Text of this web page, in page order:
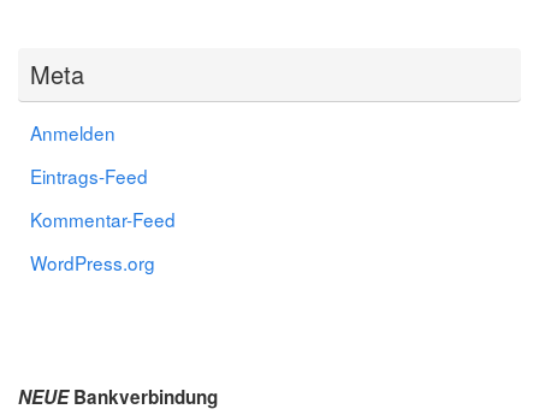
Meta
Anmelden
Eintrags-Feed
Kommentar-Feed
WordPress.org
NEUEBankverbindung